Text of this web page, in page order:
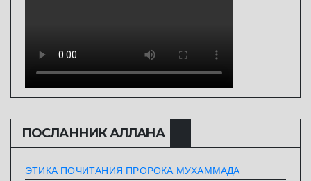
ПОСЛАННИК АЛЛАHА
ЭТИКА ПОЧИТАНИЯ ПРОРОКА МУХАММАДА